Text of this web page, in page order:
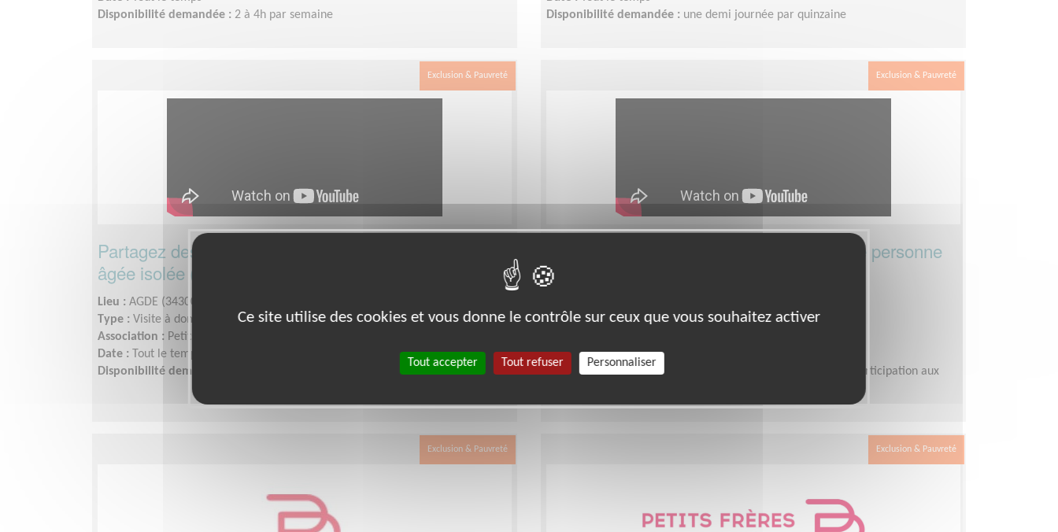
Disponibilité demandée : 2 à 4h par semaine
Disponibilité demandée : une demi journée par quinzaine
Exclusion & Pauvreté
Partagez des moments précieux avec une personne
âgée isolée (AGDE)
Lieu : AGDE (34300)
Type : Visite à domicile
Association : Petits Frères des Pauvres d'Occitanie
Date :
Tout le temps
Disponibilité demandée :
Quelques heures visites / réunion d'équipes
Exclusion & Pauvreté
Partagez des moments précieux avec une personne
âgée isolée (PAMIERS)
Type : Visite à domicile
Date :Tout le temps
Disponibilité demandée :
Quelques heures par semaine et participation aux
Exclusion & Pauvreté Exclusion & Pauvreté
Ce site utilise des cookies et vous donne le contrôle sur ceux que vous souhaitez activer
Tout accepter Tout refuser Personnaliser